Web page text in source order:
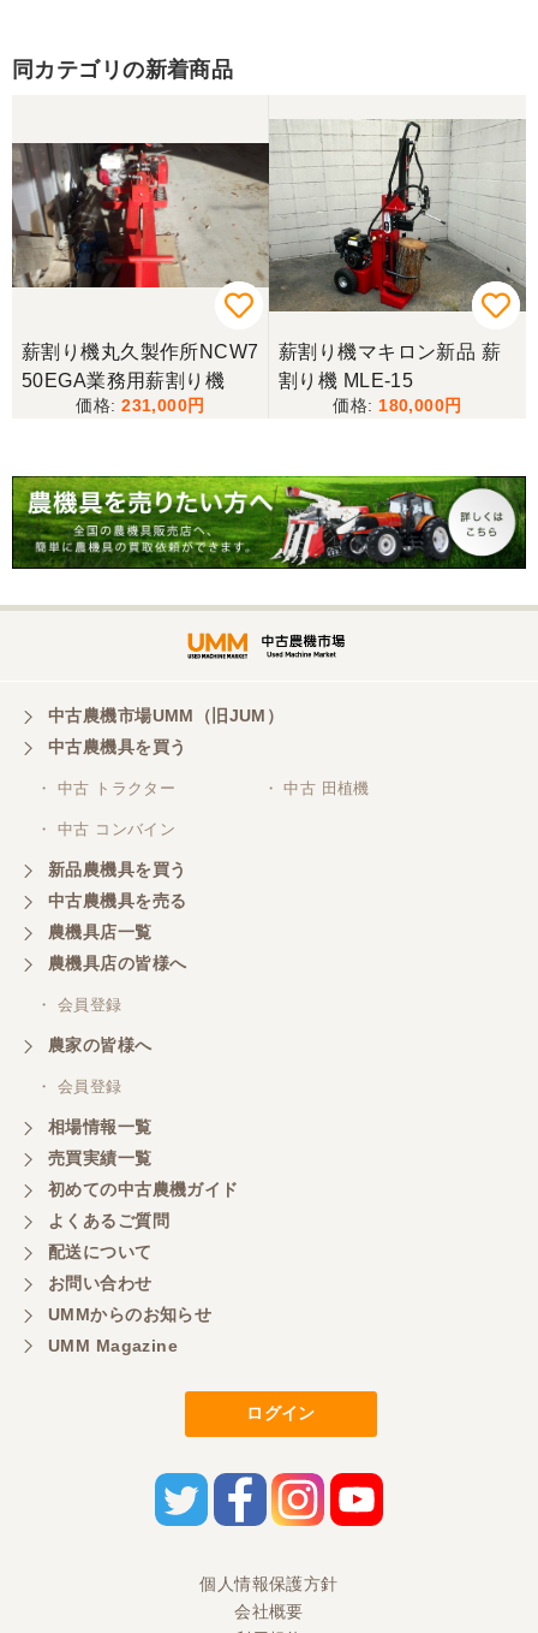
10月にコンバインを購入させていただきました、香
川県から熊本県まで運んでもらい、 とても親切に機
械の説明をしていただき感謝しています。 そして、
この度無事に稲刈りを行い、終了しました。 農機リ
ンクスさん、ありがとうございました。
同カテゴリの新着商品
薪割り機丸久製作所NCW7
50EGA業務用薪割り機
231,000
薪割り機マキロン新品 薪
割り機 MLE-15
180,000
中古農機市場UMM（旧JUM）
中古農機具を買う
・ 中古 トラクター ・ 中古 田植機
・ 中古 コンバイン
新品農機具を買う
中古農機具を売る
農機具店一覧
農機具店の皆様へ
・ 会員登録
農家の皆様へ
・ 会員登録
相場情報一覧
売買実績一覧
初めての中古農機ガイド
よくあるご質問
配送について
お問い合わせ
UMMからのお知らせ
UMM Magazine
ログイン
個人情報保護方針
会社概要